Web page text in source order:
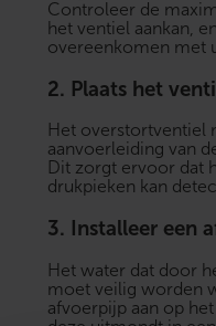
Controleer de
het ventiel aankan,
overeenkomen met
2. Plaats het
Het overstortventiel
aanvoerleiding van
Dit zorgt ervoor dat
drukpieken kan
3. Installeer een
Het water dat door
moet veilig worden
afvoerpijp aan op